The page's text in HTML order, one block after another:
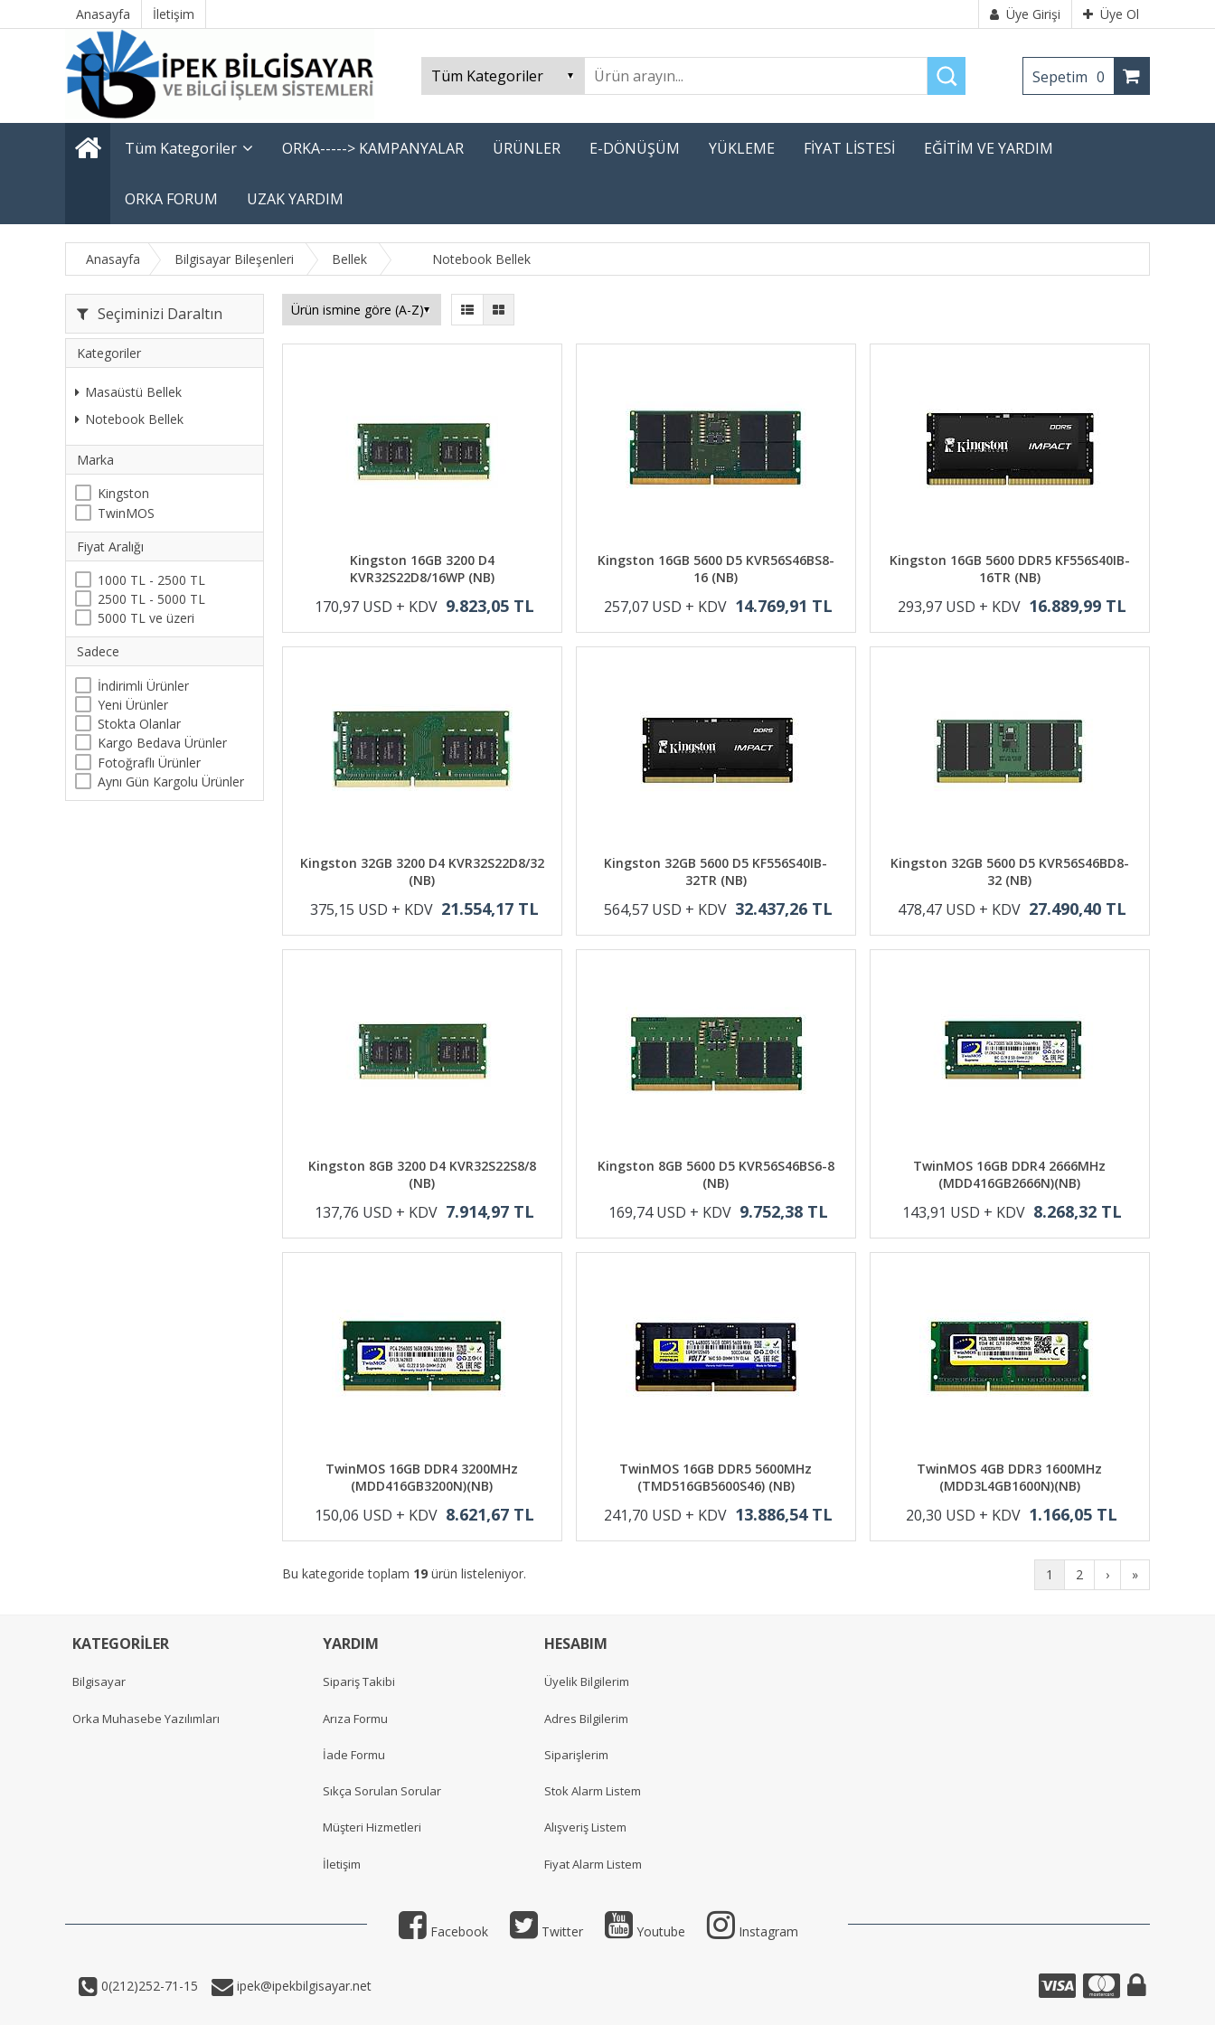
Anasayfa İletişim Üye Girişi Üye Ol
Sepetim 0
Tüm Kategoriler ORKA-----> KAMPANYALAR ÜRÜNLER E-DÖNÜŞÜM YÜKLEME FİYAT LİSTESİ EĞİTİM VE YARDIM
ORKA FORUM UZAK YARDIM
Anasayfa Bilgisayar Bileşenleri Bellek Notebook Bellek
Seçiminizi Daraltın
Kategoriler
Masaüstü Bellek
Notebook Bellek
Marka
Kingston
TwinMOS
Fiyat Aralığı
1000 TL - 2500 TL
2500 TL - 5000 TL
5000 TL ve üzeri
Sadece
İndirimli Ürünler
Yeni Ürünler
Stokta Olanlar
Kargo Bedava Ürünler
Fotoğraflı Ürünler
Aynı Gün Kargolu Ürünler
Kingston 16GB 3200 D4
KVR32S22D8/16WP (NB)
170,97 USD + KDV 9.823,05 TL
Kingston 16GB 5600 D5 KVR56S46BS8-
16 (NB)
257,07 USD + KDV 14.769,91 TL
Kingston 16GB 5600 DDR5 KF556S40IB-
16TR (NB)
293,97 USD + KDV 16.889,99 TL
Kingston 32GB 3200 D4 KVR32S22D8/32
(NB)
375,15 USD + KDV 21.554,17 TL
Kingston 32GB 5600 D5 KF556S40IB-
32TR (NB)
564,57 USD + KDV 32.437,26 TL
Kingston 32GB 5600 D5 KVR56S46BD8-
32 (NB)
478,47 USD + KDV 27.490,40 TL
Kingston 8GB 3200 D4 KVR32S22S8/8
(NB)
137,76 USD + KDV 7.914,97 TL
Kingston 8GB 5600 D5 KVR56S46BS6-8
(NB)
169,74 USD + KDV 9.752,38 TL
TwinMOS 16GB DDR4 2666MHz
(MDD416GB2666N)(NB)
143,91 USD + KDV 8.268,32 TL
TwinMOS 16GB DDR4 3200MHz
(MDD416GB3200N)(NB)
150,06 USD + KDV 8.621,67 TL
TwinMOS 16GB DDR5 5600MHz
(TMD516GB5600S46) (NB)
241,70 USD + KDV 13.886,54 TL
TwinMOS 4GB DDR3 1600MHz
(MDD3L4GB1600N)(NB)
20,30 USD + KDV 1.166,05 TL
Bu kategoride toplam 19 ürün listeleniyor. 1 2 › »
KATEGORİLER
Bilgisayar
Orka Muhasebe Yazılımları
YARDIM
Sipariş Takibi
Arıza Formu
İade Formu
Sıkça Sorulan Sorular
Müşteri Hizmetleri
İletişim
HESABIM
Üyelik Bilgilerim
Adres Bilgilerim
Siparişlerim
Stok Alarm Listem
Alışveriş Listem
Fiyat Alarm Listem
Facebook Twitter Youtube Instagram
0(212)252-71-15 ipek@ipekbilgisayar.net